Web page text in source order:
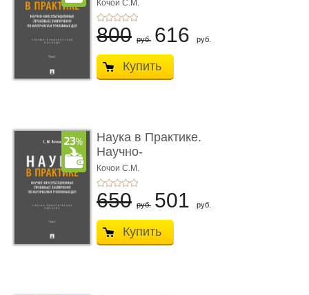
...
Кочои С.М.
800 руб. 616 руб.
Купить
Наука в Практике.
Научно-
консультационные (пра
...
Кочои С.М.
650 руб. 501 руб.
Купить